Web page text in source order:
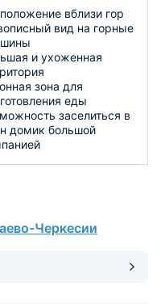
вблизи гор
вид на горные
и ухоженная
зона для
еды
заселиться в
домик большой
Черкесии